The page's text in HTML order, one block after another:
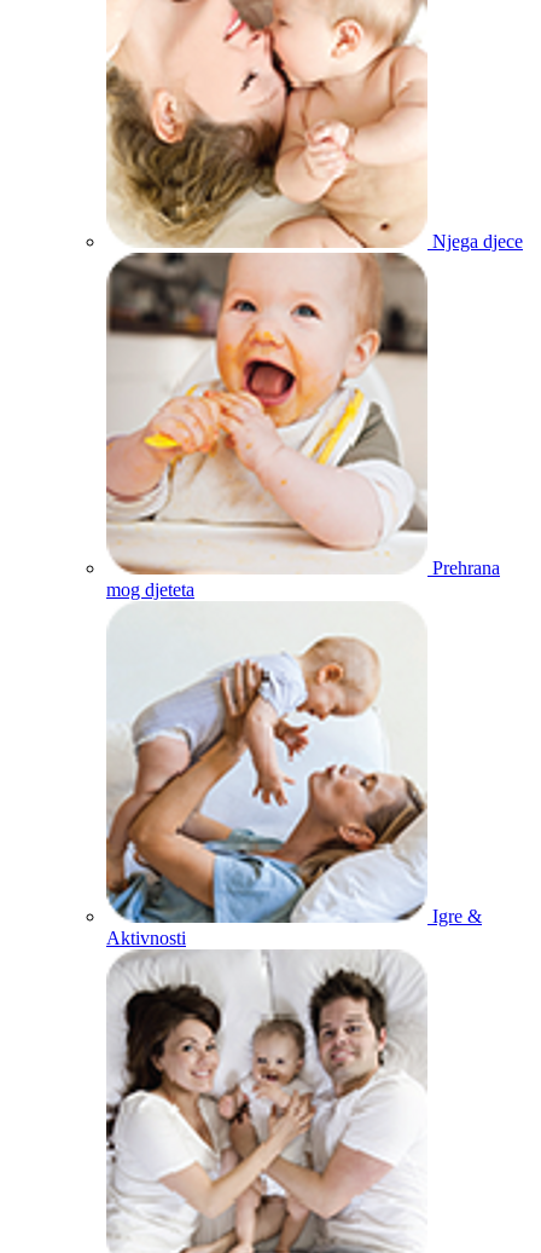
Njega djece
Prehrana
mog djeteta
Igre &
Aktivnosti